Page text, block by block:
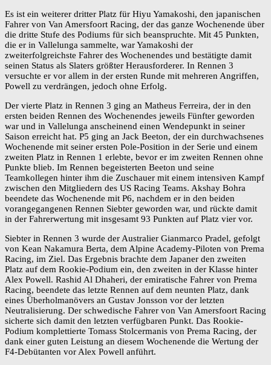
Es ist ein weiterer dritter Platz für Hiyu Yamakoshi, den japanischen
Fahrer von Van Amersfoort Racing, der das ganze Wochenende über
die dritte Stufe des Podiums für sich beanspruchte. Mit 45 Punkten,
die er in Vallelunga sammelte, war Yamakoshi der
zweiterfolgreichste Fahrer des Wochenendes und bestätigte damit
seinen Status als Slaters größter Herausforderer. In Rennen 3
versuchte er vor allem in der ersten Runde mit mehreren Angriffen,
Powell zu verdrängen, jedoch ohne Erfolg.
Der vierte Platz in Rennen 3 ging an Matheus Ferreira, der in den
ersten beiden Rennen des Wochenendes jeweils Fünfter geworden
war und in Vallelunga anscheinend einen Wendepunkt in seiner
Saison erreicht hat. P5 ging an Jack Beeton, der ein durchwachsenes
Wochenende mit seiner ersten Pole-Position in der Serie und einem
zweiten Platz in Rennen 1 erlebte, bevor er im zweiten Rennen ohne
Punkte blieb. Im Rennen begeisterten Beeton und seine
Teamkollegen hinter ihm die Zuschauer mit einem intensiven Kampf
zwischen den Mitgliedern des US Racing Teams. Akshay Bohra
beendete das Wochenende mit P6, nachdem er in den beiden
vorangegangenen Rennen Siebter geworden war, und rückte damit
in der Fahrerwertung mit insgesamt 93 Punkten auf Platz vier vor.
Siebter in Rennen 3 wurde der Australier Gianmarco Pradel, gefolgt
von Kean Nakamura Berta, dem Alpine Academy-Piloten von Prema
Racing, im Ziel. Das Ergebnis brachte dem Japaner den zweiten
Platz auf dem Rookie-Podium ein, den zweiten in der Klasse hinter
Alex Powell. Rashid Al Dhaheri, der emiratische Fahrer von Prema
Racing, beendete das letzte Rennen auf dem neunten Platz, dank
eines Überholmanövers an Gustav Jonsson vor der letzten
Neutralisierung. Der schwedische Fahrer von Van Amersfoort Racing
sicherte sich damit den letzten verfügbaren Punkt. Das Rookie-
Podium komplettierte Tomass Stolcermanis von Prema Racing, der
dank einer guten Leistung an diesem Wochenende die Wertung der
F4-Debütanten vor Alex Powell anführt.